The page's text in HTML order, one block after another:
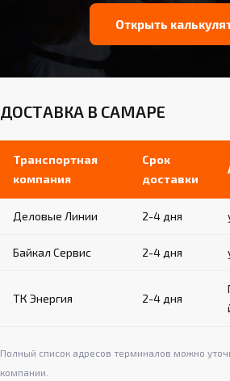
Открыть
ДОСТАВКА В САМАРЕ
Транспортная
компания
Срок
доставки
Деловые Линии 2-4 дня
Байкал Сервис 2-4 дня
ТК Энергия 2-4 дня
Полный список адресов терминалов можно
компании.